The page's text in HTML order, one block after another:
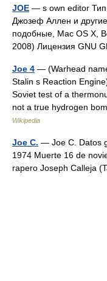
JOE — s own editor Тип
Джозеф Аллен и
подобные, Mac OS X,
2008) Лицензия GNU
Joe 4 — (Warhead
Stalin s Reaction
Soviet test of a
not a true hydrogen
Wikipedia
Joe C. — Joe C. Datos
1974 Muerte 16 de
rapero Joseph Calleja